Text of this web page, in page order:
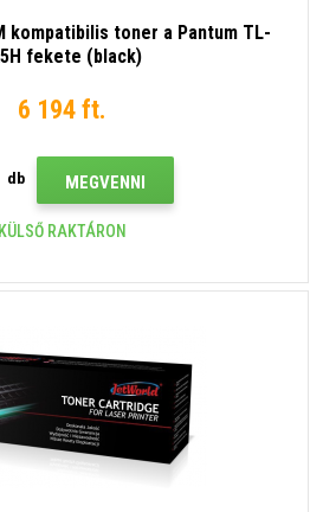
kompatibilis toner a Pantum TL-
fekete (black)
6 194 ft.
db MEGVENNI
KÜLSŐ RAKTÁRON